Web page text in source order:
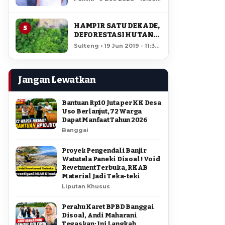
5
HAMPIR SATU DEKADE,
DEFORESTASI HUTAN
LORE LINDU MENCAPAI
Sulteng • 19 Jun 2019 - 11:34
Jangan Lewatkan
Bantuan Rp10 Juta per KK Desa
Uso Berlanjut, 72 Warga
Dapat Manfaat Tahun 2026
Banggai
Proyek Pengendali Banjir
Watutela Paneki Disoal ! Void
Revetment Terbuka, RKAB
Material Jadi Teka-teki
Liputan Khusus
Perahu Karet BPBD Banggai
Disoal, Andi Maharani